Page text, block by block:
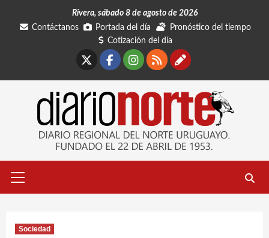
Rivera, sábado 8 de agosto de 2026
Contáctanos
Portada del día
Pronóstico del tiempo
Cotización del día
Facebook
Instagram
RSSContáctanos
primario
Sociedad